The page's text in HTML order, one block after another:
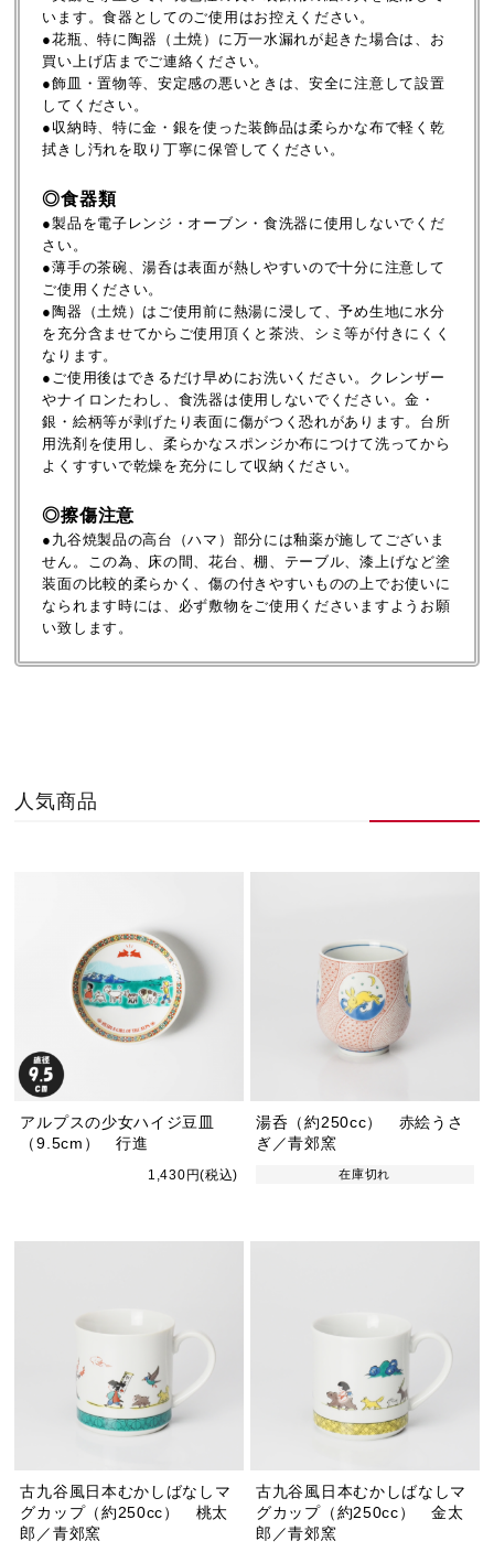
います。食器としてのご使用はお控えください。
●花瓶、特に陶器（土焼）に万一水漏れが起きた場合は、お
買い上げ店までご連絡ください。
●飾皿・置物等、安定感の悪いときは、安全に注意して設置
してください。
●収納時、特に金・銀を使った装飾品は柔らかな布で軽く乾
拭きし汚れを取り丁寧に保管してください。
◎食器類
●製品を電子レンジ・オーブン・食洗器に使用しないでくだ
さい。
●薄手の茶碗、湯呑は表面が熱しやすいので十分に注意して
ご使用ください。
●陶器（土焼）はご使用前に熱湯に浸して、予め生地に水分
を充分含ませてからご使用頂くと茶渋、シミ等が付きにくく
なります。
●ご使用後はできるだけ早めにお洗いください。クレンザー
やナイロンたわし、食洗器は使用しないでください。金・
銀・絵柄等が剥げたり表面に傷がつく恐れがあります。台所
用洗剤を使用し、柔らかなスポンジか布につけて洗ってから
よくすすいで乾燥を充分にして収納ください。
◎擦傷注意
●九谷焼製品の高台（ハマ）部分には釉薬が施してございま
せん。この為、床の間、花台、棚、テーブル、漆上げなど塗
装面の比較的柔らかく、傷の付きやすいものの上でお使いに
なられます時には、必ず敷物をご使用くださいますようお願
い致します。
人気商品
アルプスの少女ハイジ豆皿
（9.5cm） 行進
1,430円(税込)
湯呑（約250cc） 赤絵うさ
ぎ／青郊窯
在庫切れ
古九谷風日本むかしばなしマ
グカップ（約250cc） 桃太
郎／青郊窯
古九谷風日本むかしばなしマ
グカップ（約250cc） 金太
郎／青郊窯